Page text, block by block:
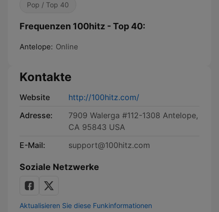
Pop / Top 40
Frequenzen 100hitz - Top 40:
Antelope: Online
Kontakte
Website
http://100hitz.com/
Adresse:
7909 Walerga #112-1308 Antelope,
CA 95843 USA
E-Mail:
support@100hitz.com
Soziale Netzwerke
Aktualisieren Sie diese Funkinformationen